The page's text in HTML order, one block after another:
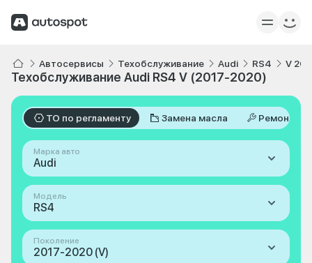
Автосервисы Техобслуживание Audi RS4 V
Техобслуживание Audi RS4 V (2017-2020)
ТО по регламенту Замена масла Ремонт
Марка авто
Audi
Модель
RS4
Поколение
2017-2020 (V)